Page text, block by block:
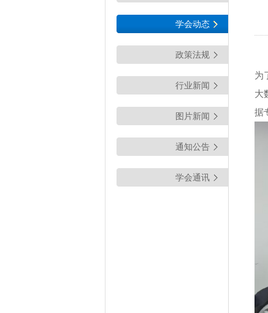
学会动态
政策法规
行业新闻
图片新闻
通知公告
学会通讯
为
大
据